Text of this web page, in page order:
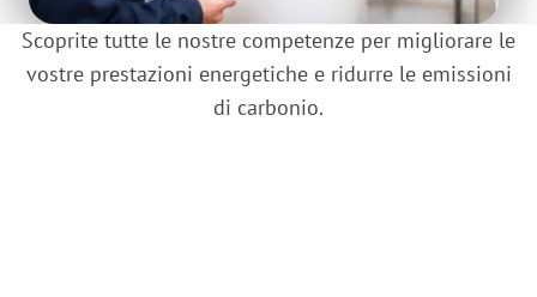
Scoprite tutte le nostre competenze per migliorare le
vostre prestazioni energetiche e ridurre le emissioni
di carbonio.